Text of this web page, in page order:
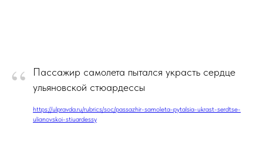
“
Пассажир самолета пытался украсть сердце
ульяновской стюардессы
https://ulpravda.ru/rubrics/soc/passazhir-samoleta-pytalsia-ukrast-serdtse-
ulianovskoi-stiuardessy